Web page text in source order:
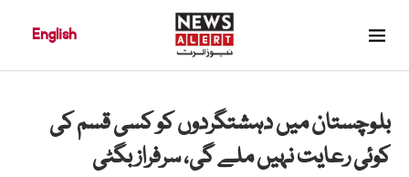
English
بلوچستان میں دہشتگردوں کو کسی قسم کی
کوئی رعایت نہیں ملے گی، سرفراز بگٹی